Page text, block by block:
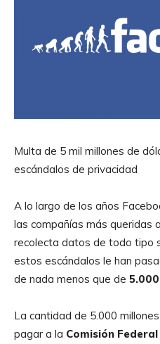
Multa de 5 mil millones de
escándalos de privacidad
A lo largo de los años
las compañías más queridas
recolecta datos de todo tipo
estos escándalos le han
de nada menos que de
La cantidad de 5.000
pagar a la Comisión